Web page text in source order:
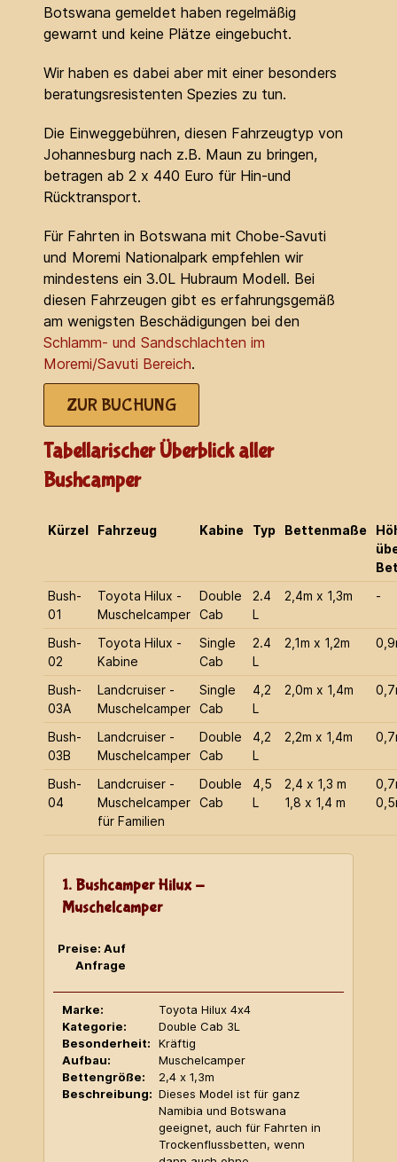
Botswana gemeldet haben regelmäßig
gewarnt und keine Plätze eingebucht.
Wir haben es dabei aber mit einer besonders
beratungsresistenten Spezies zu tun.
Die Einweggebühren, diesen Fahrzeugtyp von
Johannesburg nach z.B. Maun zu bringen,
betragen ab 2 x 440 Euro für Hin-und
Rücktransport.
Für Fahrten in Botswana mit Chobe-Savuti
und Moremi Nationalpark empfehlen wir
mindestens ein 3.0L Hubraum Modell. Bei
diesen Fahrzeugen gibt es erfahrungsgemäß
am wenigsten Beschädigungen bei den
Schlamm- und Sandschlachten im
Moremi/Savuti Bereich.
ZUR BUCHUNG
Tabellarischer Überblick aller
Bushcamper
Kürzel Fahrzeug Kabine Typ Bettenmaße
Bush-
01
Toyota Hilux -
Muschelcamper
Double
Cab
2.4
L
2,4m x 1,3m -
Bush-
02
Toyota Hilux -
Kabine
Single
Cab
2.4
L
2,1m x 1,2m
Bush-
03A
Landcruiser -
Muschelcamper
Single
Cab
4,2
L
2,0m x 1,4m
Bush-
03B
Landcruiser -
Muschelcamper
Double
Cab
4,2
L
2,2m x 1,4m
Bush-
04
Landcruiser -
Muschelcamper
für Familien
Double
Cab
4,5
L
2,4 x 1,3 m
1,8 x 1,4 m
1. Bushcamper Hilux -
Muschelcamper
Preise: Auf
Anfrage
Marke:
Toyota Hilux 4x4
Kategorie:
Double Cab 3L
Besonderheit:
Kräftig
Aufbau:
Muschelcamper
Bettengröße:
2,4 x 1,3m
Beschreibung: Dieses Model ist für ganz
Namibia und Botswana
geeignet, auch für Fahrten in
Trockenflussbetten, wenn